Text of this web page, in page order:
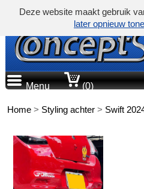
Menu (0)
Home > Styling achter > Swift
Deze website maakt gebruik
later opnieuw